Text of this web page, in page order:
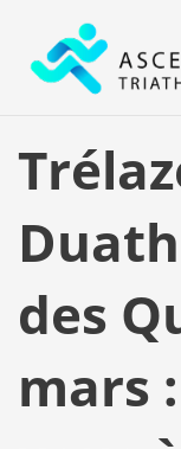
contenu
des
mars